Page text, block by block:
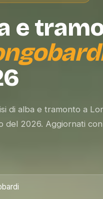
e
di alba e tramonto a
del 2026. Aggiornati